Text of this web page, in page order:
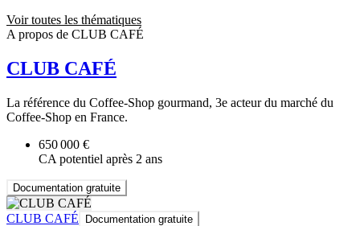
Voir toutes les thématiques
A propos de CLUB CAFÉ
CLUB CAFÉ
La référence du Coffee-Shop gourmand, 3e acteur du marché du
Coffee-Shop en France.
650 000 €
CA potentiel après 2 ans
Documentation gratuite
CLUB CAFÉ Documentation gratuite